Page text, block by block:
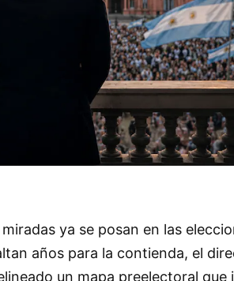
ya se posan en las
años para la contienda, el
un mapa preelectoral